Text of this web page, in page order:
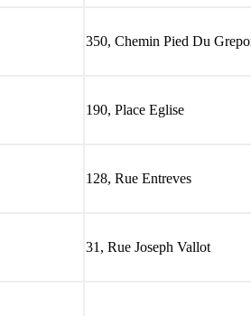
350, Chemin Pied Du
190, Place Eglise
128, Rue Entreves
31, Rue Joseph Vallot